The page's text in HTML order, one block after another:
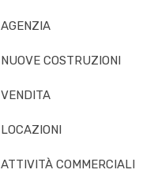
AGENZIA
NUOVE COSTRUZIONI
VENDITA
LOCAZIONI
ATTIVITÀ COMMERCIALI